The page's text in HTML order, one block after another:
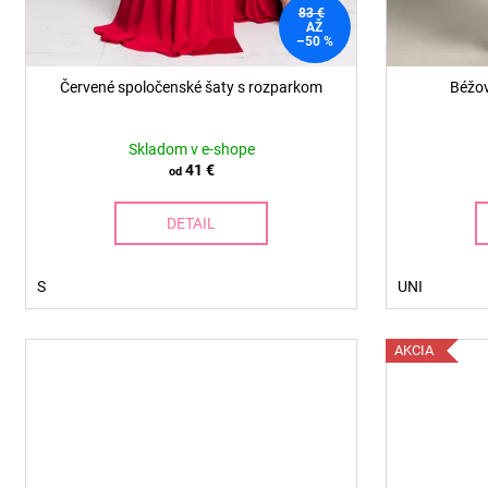
83 €
AŽ
–50 %
Červené spoločenské šaty s rozparkom
Skladom v e-shope
od41 €
DETAIL
S UNI
AKCIA